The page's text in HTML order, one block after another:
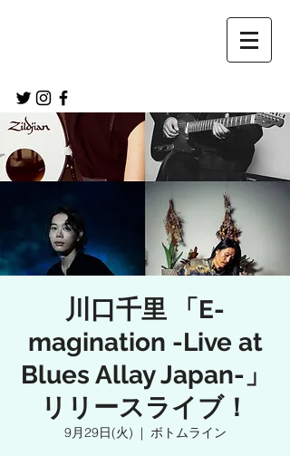
川口千里 「E-
magination -Live at
Blues Allay Japan-」
リリースライブ！
9月29日(火)
  |
ボトムライン